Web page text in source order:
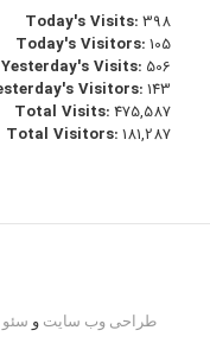
Today's Visits:398
Today's Visitors:105
Yesterday's Visits: 506
Visitors:143
Total Visits:475,587
Total Visitors:181,287
طراحی وب سایت و